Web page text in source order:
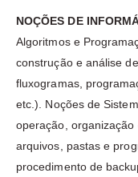
NOÇÕES DE
Algoritmos e
construção e análise
fluxogramas,
etc.). Noções de
operação, organização
arquivos, pastas e
procedimento de